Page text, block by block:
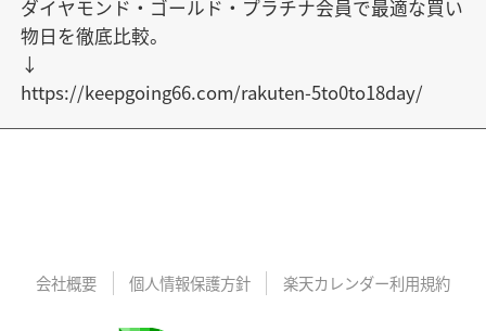
ダイヤモンド・ゴールド・プラチナ会員で最適な買い
物日を徹底比較。
↓
https://keepgoing66.com/rakuten-5to0to18day/
会社概要 個人情報保護方針 楽天カレンダー利用規約